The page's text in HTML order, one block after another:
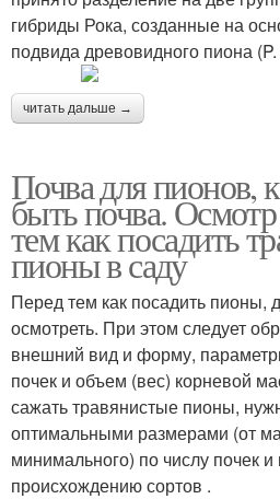
гибриды Рока, созданные на
подвида древовидного пиона
читать дальше →
Почва для пионов,
быть почва.
тем как посадить
пионы в саду
Перед тем как посадить пионы,
осмотреть. При этом следует
внешний вид и форму,
почек и объем (вес) корневой
сажать травянистые пионы,
оптимальными размерами (от
минимального) по числу почек
происхождению сортов .